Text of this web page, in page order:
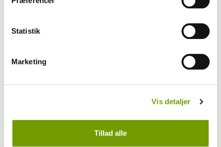
Statistik
Marketing
Vis detaljer
Tillad alle